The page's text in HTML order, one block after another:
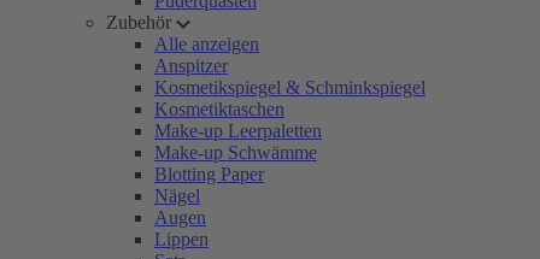
Zubehör
Alle anzeigen
Anspitzer
Kosmetikspiegel & Schminkspiegel
Kosmetiktaschen
Make-up Leerpaletten
Make-up Schwämme
Blotting Paper
Nägel
Augen
Lippen